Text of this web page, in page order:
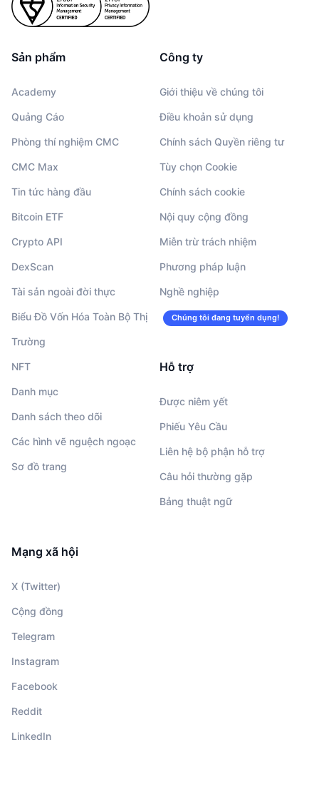
Sản phẩm
Academy
Quảng Cáo
Phòng thí nghiệm CMC
CMC Max
Tin tức hàng đầu
Bitcoin ETF
Crypto API
DexScan
Tài sản ngoài đời thực
Biểu Đồ Vốn Hóa Toàn Bộ Thị
Trường
NFT
Danh mục
Danh sách theo dõi
Các hình vẽ nguệch ngoạc
Sơ đồ trang
Công ty
Giới thiệu về chúng tôi
Điều khoản sử dụng
Chính sách Quyền riêng tư
Tùy chọn Cookie
Chính sách cookie
Nội quy cộng đồng
Miễn trừ trách nhiệm
Phương pháp luận
Nghề nghiệp
Chúng tôi đang tuyển dụng!
Hỗ trợ
Được niêm yết
Phiếu Yêu Cầu
Liên hệ bộ phận hỗ trợ
Câu hỏi thường gặp
Bảng thuật ngữ
Mạng xã hội
X (Twitter)
Cộng đồng
Telegram
Instagram
Facebook
Reddit
LinkedIn